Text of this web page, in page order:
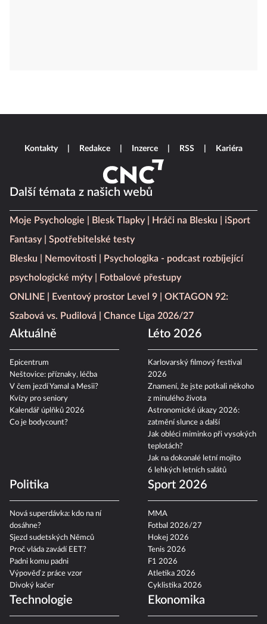
Další témata z našich webů
Moje Psychologie Blesk Tlapky Hráči na Blesku
iSport
Fantasy
Spotřebitelské testy
Blesku
Nemovitosti
Psychologika - podcast rozbíjející
psychologické mýty
Fotbalové přestupy
ONLINE
Eventový prostor Level 9
OKTAGON 92:
Szabová vs. Pudilová
Chance Liga 2026/27
Aktuálně
Epicentrum
Neštovice: příznaky, léčba
V čem jezdí Yamal a Mesii?
Kvízy pro seniory
Kalendář úplňků 2026
Co je bodycount?
Léto 2026
Karlovarský filmový festival
2026
Znamení, že jste potkali někoho
z minulého života
Astronomické úkazy 2026:
zatmění slunce a další
Jak obléci miminko při vysokých
teplotách?
Jak na dokonalé letní mojito
6 lehkých letních salátů
Politika
Nová superdávka: kdo na ní
dosáhne?
Sjezd sudetských Němců
Proč vláda zavádí EET?
Padni komu padni
Výpověď z práce vzor
Divoký kačer
Sport 2026
MMA
Fotbal 2026/27
Hokej 2026
Tenis 2026
F1 2026
Atletika 2026
Cyklistika 2026
Technologie Ekonomika
Kontakty Redakce Inzerce RSS Kariéra